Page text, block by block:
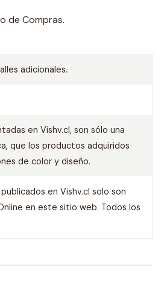
de Compras.
adicionales.
en Vishv.cl, son sólo una
que los productos adquiridos
de color y diseño.
en Vishv.cl solo son
en este sitio web. Todos los